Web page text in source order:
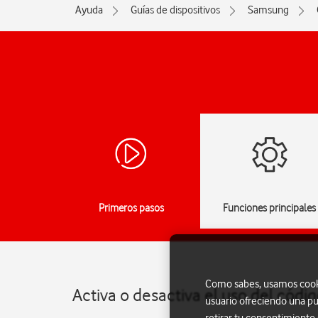
Ayuda Guías de dispositivos Samsung
Primeros pasos Funciones principales
Activa o desactiva el uso del
Como sabes, usamos
usuario ofreciendo una